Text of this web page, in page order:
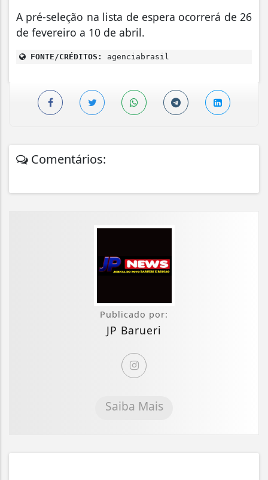
A pré-seleção na lista de espera ocorrerá de 26
de fevereiro a 10 de abril.
FONTE/CRÉDITOS: agenciabrasil
Comentários:
Publicado por:
JP Barueri
Saiba Mais